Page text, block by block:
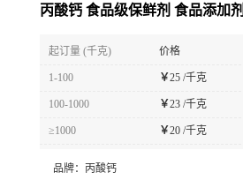
丙酸钙 食品级保鲜剂 食品添加剂
起订量 (千克) 价格
1-100 ￥25 /千克
100-1000 ￥23 /千克
≥1000 ￥20 /千克
品牌： 丙酸钙